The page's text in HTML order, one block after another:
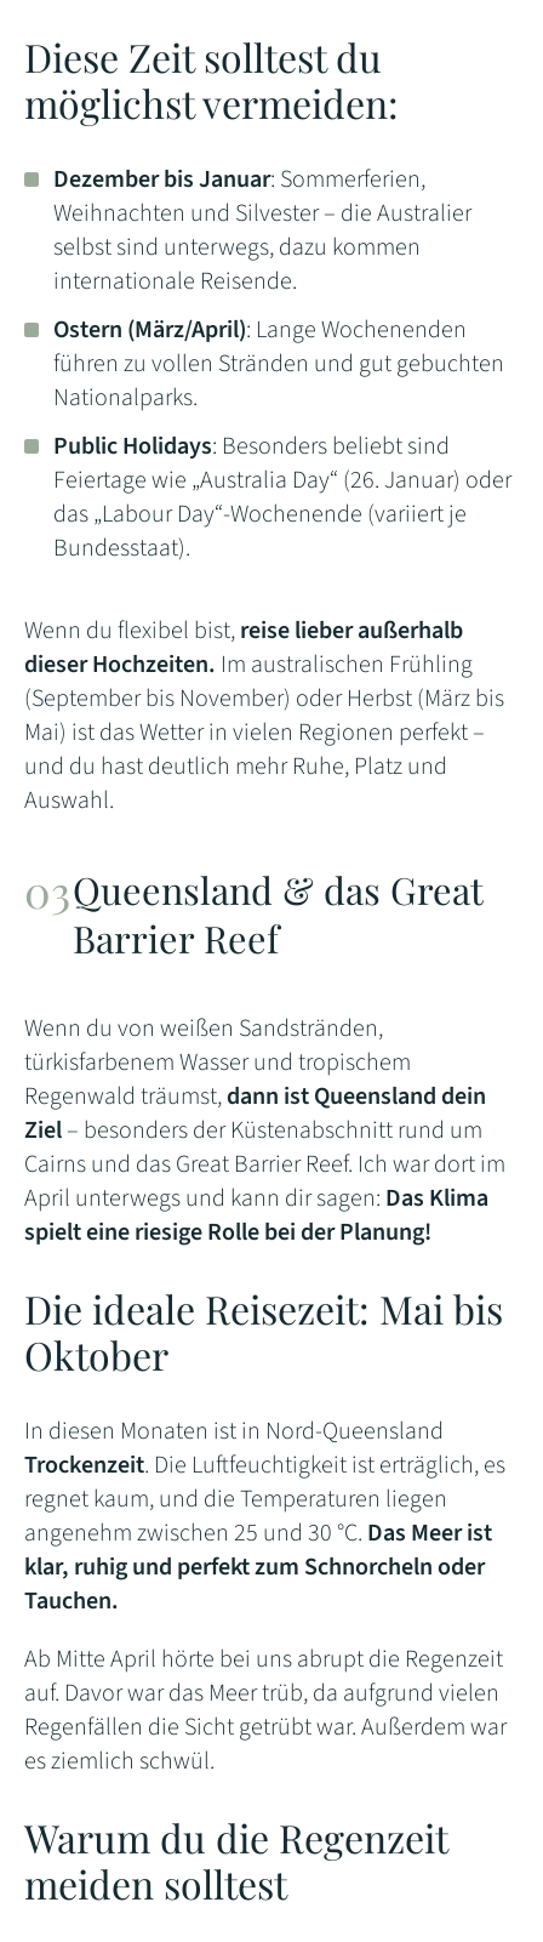
Diese Zeit solltest du
möglichst vermeiden:
Dezember bis Januar: Sommerferien,
Weihnachten und Silvester – die Australier
selbst sind unterwegs, dazu kommen
internationale Reisende.
Ostern (März/April): Lange Wochenenden
führen zu vollen Stränden und gut gebuchten
Nationalparks.
Public Holidays: Besonders beliebt sind
Feiertage wie „Australia Day“ (26. Januar) oder
das „Labour Day“-Wochenende (variiert je
Bundesstaat).
Wenn du flexibel bist,reise lieber außerhalb
dieser Hochzeiten. Im australischen Frühling
(September bis November) oder Herbst (März bis
Mai) ist das Wetter in vielen Regionen perfekt –
und du hast deutlich mehr Ruhe, Platz und
Auswahl.
Queensland & das Great
Barrier Reef
Wenn du von weißen Sandstränden,
türkisfarbenem Wasser und tropischem
Regenwald träumst,dann ist Queensland dein
Ziel– besonders der Küstenabschnitt rund um
Cairns und das Great Barrier Reef. Ich war dort im
April unterwegs und kann dir sagen: Das Klima
spielt eine riesige Rolle bei der Planung!
Die ideale Reisezeit: Mai bis
Oktober
In diesen Monaten ist in Nord-Queensland
Trockenzeit. Die Luftfeuchtigkeit ist erträglich, es
regnet kaum, und die Temperaturen liegen
angenehm zwischen 25 und 30 °C. Das Meer ist
klar, ruhig und perfekt zum Schnorcheln oder
Tauchen.
Ab Mitte April hörte bei uns abrupt die Regenzeit
auf. Davor war das Meer trüb, da aufgrund vielen
Regenfällen die Sicht getrübt war. Außerdem war
es ziemlich schwül.
Warum du die Regenzeit
meiden solltest